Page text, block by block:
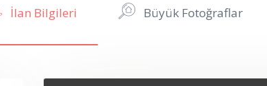
İlan Bilgileri Büyük Fotoğraflar